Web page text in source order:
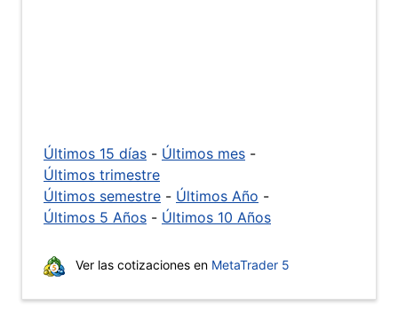
Últimos 15 días - Últimos mes -
Últimos trimestre
Últimos semestre - Últimos Año -
Últimos 5 Años - Últimos 10 Años
Ver las cotizaciones en MetaTrader 5